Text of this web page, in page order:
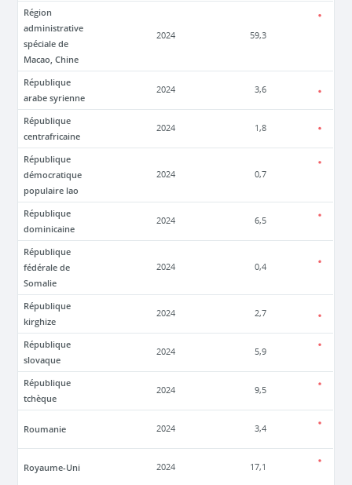
Région
administrative
spéciale de
Macao, Chine
2024 59,3
République
arabe syrienne
2024 3,6
République
centrafricaine
2024 1,8
République
démocratique
populaire lao
2024 0,7
République
dominicaine
2024 6,5
République
fédérale de
Somalie
2024 0,4
République
kirghize
2024 2,7
République
slovaque
2024 5,9
République
tchèque
2024 9,5
Roumanie 2024 3,4
Royaume-Uni 2024 17,1